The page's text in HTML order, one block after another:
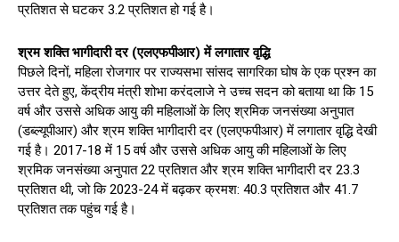
प्रतिशत से घटकर 3.2 प्रतिशत हो गई है।
श्रम शक्ति भागीदारी दर (एलएफपीआर) में लगातार वृद्धि
पिछले दिनों, महिला रोजगार पर राज्यसभा सांसद सागरिका घोष के एक प्रश्न का
उत्तर देते हुए, केंद्रीय मंत्री शोभा करंदलाजे ने उच्च सदन को बताया था कि 15
वर्ष और उससे अधिक आयु की महिलाओं के लिए श्रमिक जनसंख्या अनुपात
(डब्ल्यूपीआर) और श्रम शक्ति भागीदारी दर (एलएफपीआर) में लगातार वृद्धि देखी
गई है। 2017-18 में 15 वर्ष और उससे अधिक आयु की महिलाओं के लिए
श्रमिक जनसंख्या अनुपात 22 प्रतिशत और श्रम शक्ति भागीदारी दर 23.3
प्रतिशत थी, जो कि 2023-24 में बढ़कर क्रमश: 40.3 प्रतिशत और 41.7
प्रतिशत तक पहुंच गई है।